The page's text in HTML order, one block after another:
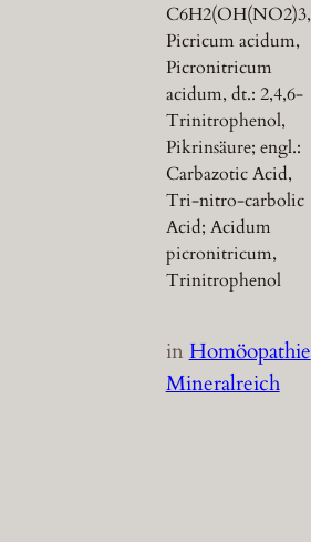
C6H2(OH(NO2)3,
Picricum acidum,
Picronitricum
acidum, dt.: 2,4,6-
Trinitrophenol,
Pikrinsäure; engl.:
Carbazotic Acid,
Tri-nitro-carbolic
Acid; Acidum
picronitricum,
Trinitrophenol
inHomöopathie
Mineralreich